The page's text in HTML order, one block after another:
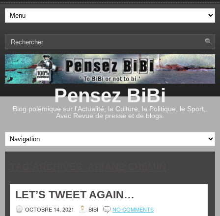
Pensez BiBi
Blog polémique sur l'Actualité, la Culture, la Politique, le Sport,.
Avec Revue de presse et de blogs.
LET’S TWEET AGAIN…
OCTOBRE 14, 2021 BIBI NO COMMENTS